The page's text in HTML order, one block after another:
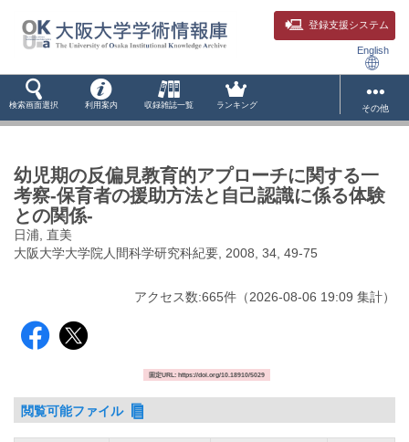
登録支援システム
English
検索画面選択 利用案内 収録雑誌一覧 ランキング その他
幼児期の反偏見教育的アプローチに関する一
考察-保育者の援助方法と自己認識に係る体験
との関係-
日浦, 直美
大阪大学大学院人間科学研究科紀要, 2008, 34, 49-75
アクセス数:665件 （2026-08-06 19:09 集計）
固定URL: https://doi.org/10.18910/5029
閲覧可能ファイル